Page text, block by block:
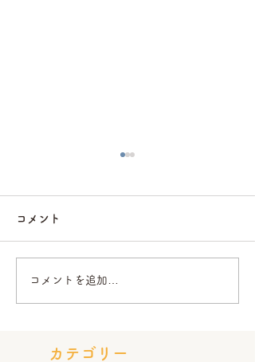
きららの旗をつくろう🚩
コメント
コメントを追加…
カテゴリー